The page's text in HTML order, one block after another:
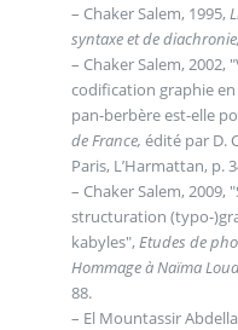
– Chaker Salem, 1995,
syntaxe et de diachronie,
– Chaker Salem, 2002,
codification graphie
pan-berbère est-elle
de France, édité par D.
Paris, L’Harmattan, p.
– Chaker Salem,
structuration (typo-
kabyles", Etudes de
Hommage à Naïma
88.
– El Mountassir